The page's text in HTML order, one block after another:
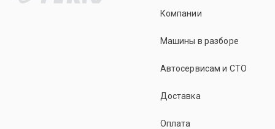
Компании
Машины в разборе
Автосервисам и СТО
Доставка
Оплата